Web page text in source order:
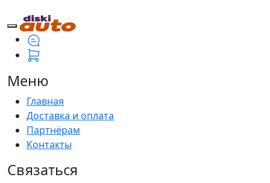
Меню
Главная
Доставка и оплата
Партнёрам
Контакты
Связаться